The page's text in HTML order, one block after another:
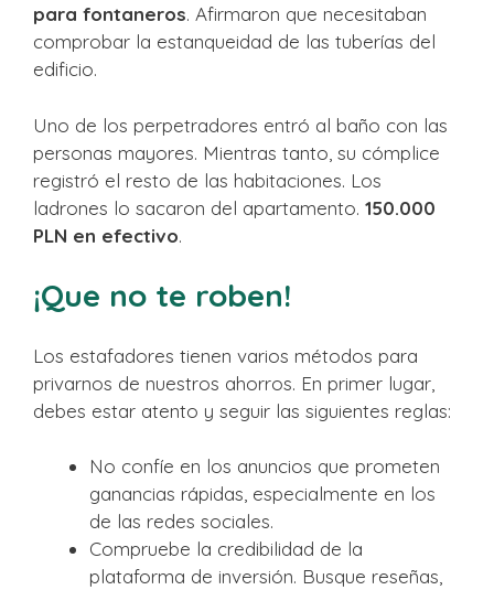
para fontaneros. Afirmaron que necesitaban
comprobar la estanqueidad de las tuberías del
edificio.
Uno de los perpetradores entró al baño con las
personas mayores. Mientras tanto, su cómplice
registró el resto de las habitaciones. Los
ladrones lo sacaron del apartamento. 150.000
PLN en efectivo.
¡Que no te roben!
Los estafadores tienen varios métodos para
privarnos de nuestros ahorros. En primer lugar,
debes estar atento y seguir las siguientes reglas:
No confíe en los anuncios que prometen
ganancias rápidas, especialmente en los
de las redes sociales.
Compruebe la credibilidad de la
plataforma de inversión. Busque reseñas,